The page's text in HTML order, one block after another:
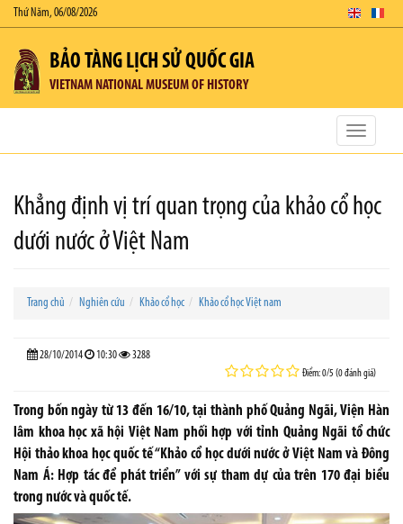
Thứ Năm, 06/08/2026
BẢO TÀNG LỊCH SỬ QUỐC GIA
VIETNAM NATIONAL MUSEUM OF HISTORY
Toggle
Khẳng định vị trí quan trọng của khảo cổ học
dưới nước ở Việt Nam
Trang chủ Nghiên cứu Khảo cổ học Khảo cổ học Việt nam
28/10/2014 10:30 3288
Điểm: 0/5 (0 đánh giá)
Trong bốn ngày từ 13 đến 16/10, tại thành phố Quảng Ngãi, Viện Hàn
lâm khoa học xã hội Việt Nam phối hợp với tỉnh Quảng Ngãi tổ chức
Hội thảo khoa học quốc tế “Khảo cổ học dưới nước ở Việt Nam và Đông
Nam Á: Hợp tác để phát triển” với sự tham dự của trên 170 đại biểu
trong nước và quốc tế.